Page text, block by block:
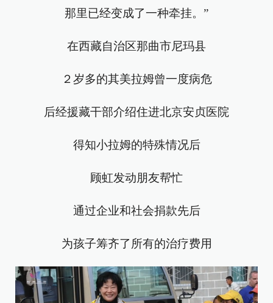
那里已经变成了一种牵挂。”
在西藏自治区那曲市尼玛县
２岁多的其美拉姆曾一度病危
后经援藏干部介绍住进北京安贞医院
得知小拉姆的特殊情况后
顾虹发动朋友帮忙
通过企业和社会捐款先后
为孩子筹齐了所有的治疗费用